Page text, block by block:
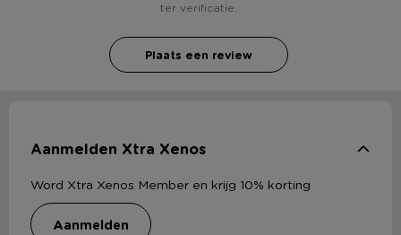
ter verificatie.
Plaats een review
Aanmelden Xtra Xenos
Word Xtra Xenos Member en krijg 10% korting
aanmelden